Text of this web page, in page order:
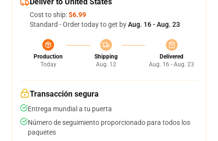
Cost to ship:$6.99
Standard - Order today to get byAug. 16 - Aug. 23
Production
Today
Shipping
Aug. 12
Delivered
Aug. 16 - Aug. 23
Transacción segura
Entrega mundial a tu puerta
Número de seguimiento proporcionado para todos los
paquetes